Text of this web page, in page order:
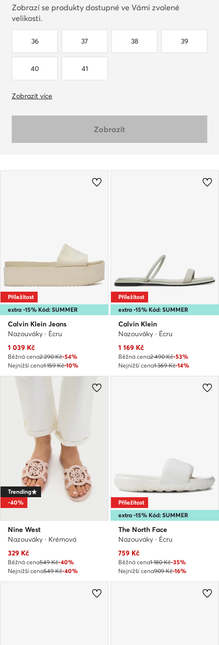
Zobrazí se produkty dostupné ve Vámi zvolené
velikosti.
36 37 38 39
40 41
Zobrazit více
Zobrazit
extra -15% Kód: SUMMER
Příležitost
Calvin Klein Jeans
Nazouváky · Écru
Aktuální cena
1 039 Kč
Běžná cena2 290 Kč-54%
Nejnižší cena1 159 Kč-10%
extra -15% Kód: SUMMER
Příležitost
Calvin Klein
Nazouváky · Écru
Aktuální cena
1 169 Kč
Běžná cena2 490 Kč-53%
Nejnižší cena1 369 Kč-14%
Trending
-40%
Nine West
Nazouváky · Krémová
Aktuální cena
329 Kč
Běžná cena549 Kč-40%
Nejnižší cena549 Kč-40%
extra -15% Kód: SUMMER
Příležitost
The North Face
Nazouváky · Écru
Aktuální cena
759 Kč
Běžná cena1 180 Kč-35%
Nejnižší cena909 Kč-16%